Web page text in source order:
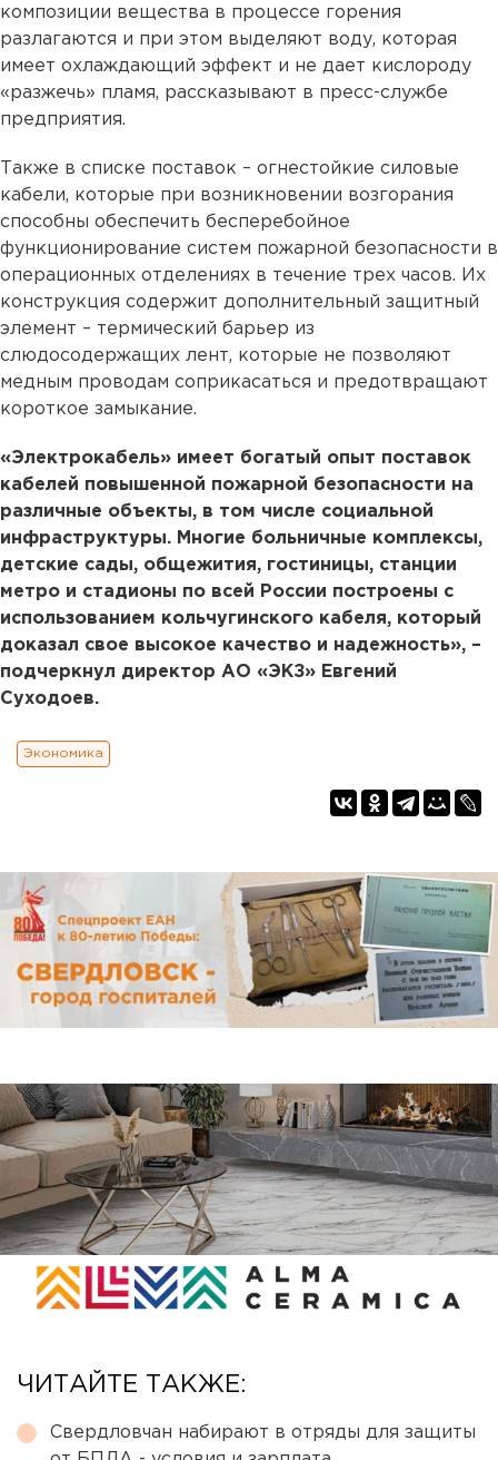
композиции вещества в процессе горения
разлагаются и при этом выделяют воду, которая
имеет охлаждающий эффект и не дает кислороду
«разжечь» пламя, рассказывают в пресс-службе
предприятия.
Также в списке поставок – огнестойкие силовые
кабели, которые при возникновении возгорания
способны обеспечить бесперебойное
функционирование систем пожарной безопасности в
операционных отделениях в течение трех часов. Их
конструкция содержит дополнительный защитный
элемент – термический барьер из
слюдосодержащих лент, которые не позволяют
медным проводам соприкасаться и предотвращают
короткое замыкание.
«Электрокабель» имеет богатый опыт поставок
кабелей повышенной пожарной безопасности на
различные объекты, в том числе социальной
инфраструктуры. Многие больничные комплексы,
детские сады, общежития, гостиницы, станции
метро и стадионы по всей России построены с
использованием кольчугинского кабеля, который
доказал свое высокое качество и надежность», –
подчеркнул директор АО «ЭКЗ» Евгений
Суходоев.
Экономика
ЧИТАЙТЕ ТАКЖЕ:
Свердловчан набирают в отряды для защиты